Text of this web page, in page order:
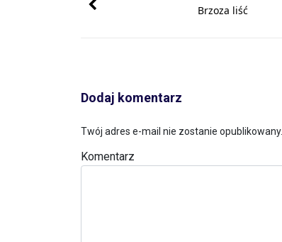
Brzoza liść
Dodaj komentarz
Twój adres e-mail nie zostanie opublikowany.
Komentarz